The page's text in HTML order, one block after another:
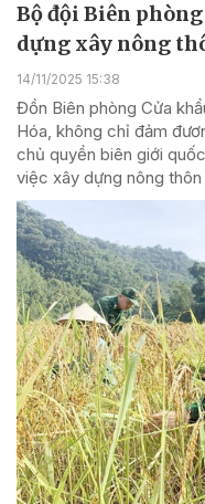
Bộ đội Biên
dựng xây nông
14/11/2025 15:38
Đồn Biên phòng Cửa
Hóa, không chỉ đảm
chủ quyền biên giới
việc xây dựng nông